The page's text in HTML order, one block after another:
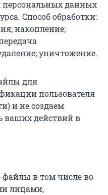
персональных данных
Способ обработки:
накопление;
уничтожение.
для
пользователя
и не создаем
действий в
файлы в том числе во
лицами,